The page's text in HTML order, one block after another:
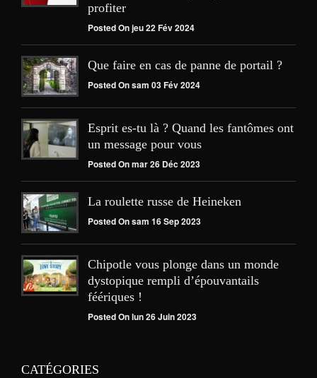
profiter
Posted On jeu 22 Fév 2024
Que faire en cas de panne de portail ?
Posted On sam 03 Fév 2024
Esprit es-tu là ? Quand les fantômes ont
un message pour vous
Posted On mar 26 Déc 2023
La roulette russe de Heineken
Posted On sam 16 Sep 2023
Chipotle vous plonge dans un monde
dystopique rempli d’épouvantails
féériques !
Posted On lun 26 Juin 2023
CATÉGORIES